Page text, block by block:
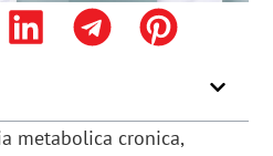
metabolica cronica,